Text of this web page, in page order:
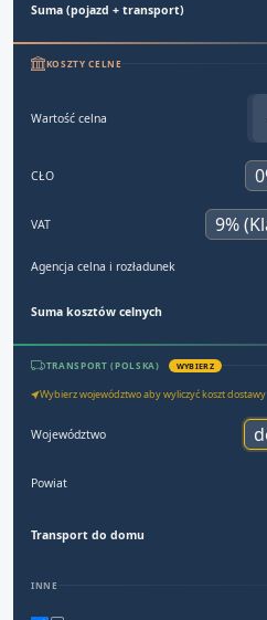
Suma (pojazd + transport)
KOSZTY CELNE
Wartość celna
CŁO
VAT
Agencja celna i rozładunek
Suma kosztów celnych
TRANSPORT (POLSKA) WYBIERZ
Wybierz województwo aby wyliczyć koszt dostawy
Województwo
Powiat
Transport do domu
INNE